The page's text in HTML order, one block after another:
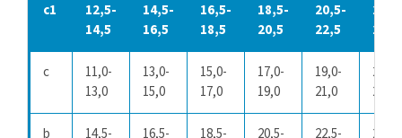
c1
12,5-
14,5
14,5-
16,5
16,5-
18,5
18,5-
20,5
20,5-
22,5
24,5
c
11,0-
13,0
13,0-
15,0
15,0-
17,0
17,0-
19,0
19,0-
21,0
21,0-
23,0
b
14,5-
16,5-
18,5-
20,5-
22,5-
24,5-